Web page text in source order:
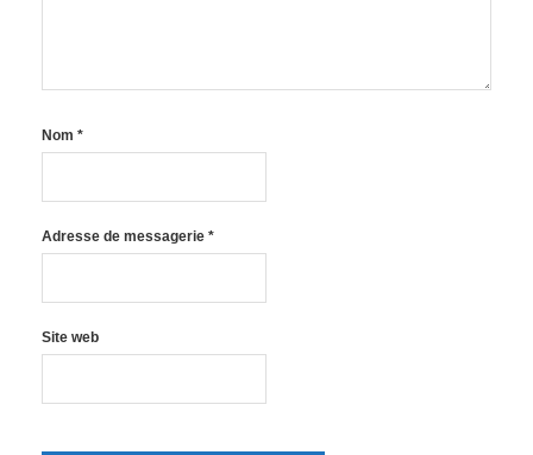
Nom *
Adresse de messagerie *
Site web